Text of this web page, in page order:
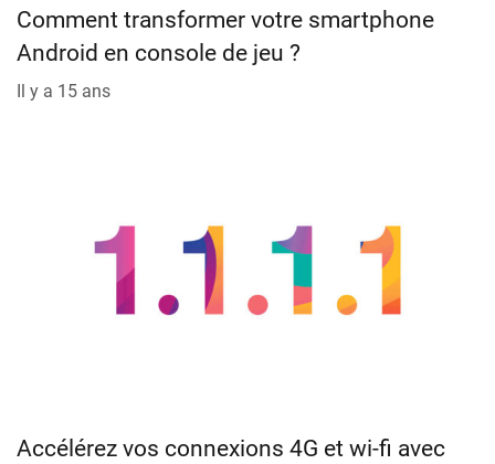
Comment transformer votre smartphone
Android en console de jeu ?
Il y a 15 ans
Accélérez vos connexions 4G et wi-fi avec